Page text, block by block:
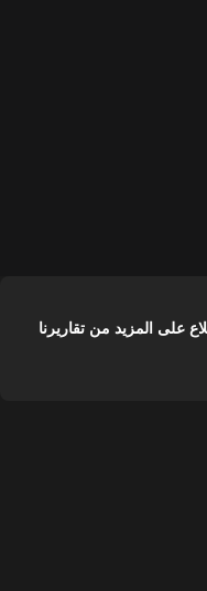
المزيد من تقاريرنا